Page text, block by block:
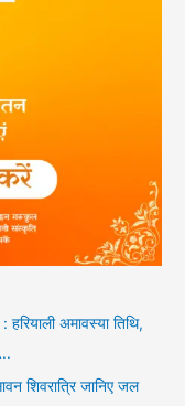
अमावस्या तिथि,
शिवरात्रि जानिए जल